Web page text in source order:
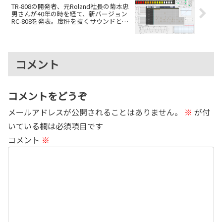
TR-808の開発者、元Roland社長の菊本忠
男さんが40年の時を経て、新バージョン
RC-808を発表。度肝を抜くサウンドと拡
コメント
コメントをどうぞ
メールアドレスが公開されることはありません。 ※ が付
いている欄は必須項目です
コメント ※